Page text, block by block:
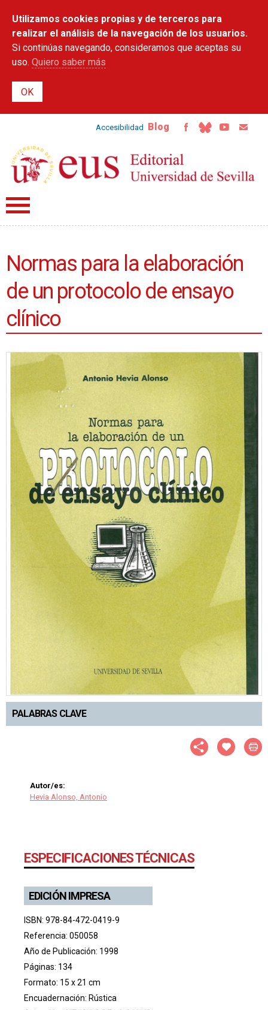
contenido
principal
Utilizamos cookies propias y de terceros para
realizar el análisis de la navegación de los usuarios.
Si continúas navegando, consideramos que aceptas su
uso. Quiero saber más
Accesibilidad Blog
Normas para la elaboración
de un protocolo de ensayo
clínico
PALABRAS CLAVE
Autor/es:
Hevia Alonso, Antonio
ESPECIFICACIONES TÉCNICAS
EDICIÓN IMPRESA
ISBN: 978-84-472-0419-9
Referencia: 050058
Año de Publicación: 1998
Páginas: 134
Formato: 15 x 21 cm
Encuadernación: Rústica